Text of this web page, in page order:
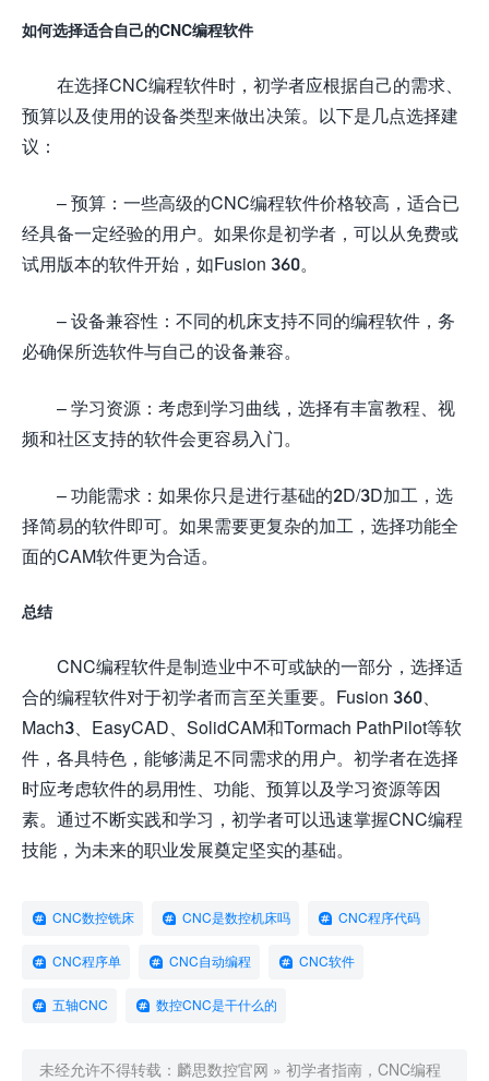
如何选择适合自己的CNC编程软件
在选择CNC编程软件时，初学者应根据自己的需求、
预算以及使用的设备类型来做出决策。以下是几点选择建
议：
– 预算：一些高级的CNC编程软件价格较高，适合已
经具备一定经验的用户。如果你是初学者，可以从免费或
试用版本的软件开始，如Fusion 360。
– 设备兼容性：不同的机床支持不同的编程软件，务
必确保所选软件与自己的设备兼容。
– 学习资源：考虑到学习曲线，选择有丰富教程、视
频和社区支持的软件会更容易入门。
– 功能需求：如果你只是进行基础的2D/3D加工，选
择简易的软件即可。如果需要更复杂的加工，选择功能全
面的CAM软件更为合适。
总结
CNC编程软件是制造业中不可或缺的一部分，选择适
合的编程软件对于初学者而言至关重要。Fusion 360、
Mach3、EasyCAD、SolidCAM和Tormach PathPilot等软
件，各具特色，能够满足不同需求的用户。初学者在选择
时应考虑软件的易用性、功能、预算以及学习资源等因
素。通过不断实践和学习，初学者可以迅速掌握CNC编程
技能，为未来的职业发展奠定坚实的基础。
CNC数控铣床 CNC是数控机床吗 CNC程序代码
CNC程序单 CNC自动编程 CNC软件
五轴CNC 数控CNC是干什么的
未经允许不得转载： 麟思数控官网 » 初学者指南，CNC编程